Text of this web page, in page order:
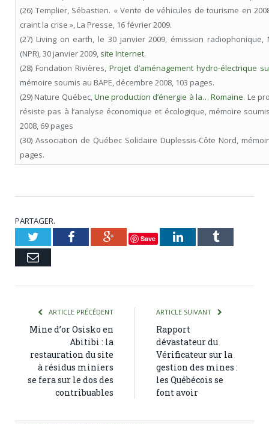
(26) Templier, Sébastien. « Vente de véhicules de tourisme en
craint la crise », La Presse, 16 février 2009.
(27) Living on earth, le 30 janvier 2009, émission radiophonique,
(NPR), 30 janvier 2009, site Internet.
(28) Fondation Rivières, Projet d’aménagement hydro-électrique
mémoire soumis au BAPE, décembre 2008, 103 pages.
(29) Nature Québec,Une production d’énergie à la… Romaine. Le
résiste pas à l’analyse économique et écologique, mémoire
2008, 69 pages
(30) Association de Québec Solidaire Duplessis-Côte Nord,
pages.
PARTAGER.
TwitterFacebookGoogle+
Save LinkedInTumblr
Courriel
ARTICLE PRÉCÉDENT
Mine d’or Osisko en
Abitibi : la
restauration du site
à résidus miniers
se fera sur le dos des
contribuables
ARTICLE SUIVANT
Rapport
dévastateur du
Vérificateur sur la
gestion des mines :
les Québécois se
font avoir